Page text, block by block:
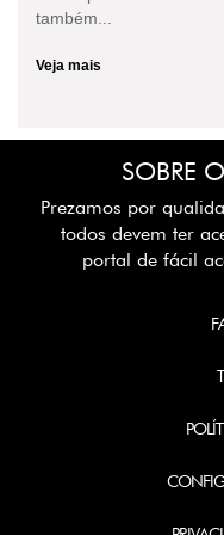
também...
Veja mais
SOBRE
Prezamos por
todos devem ter
portal de fácil